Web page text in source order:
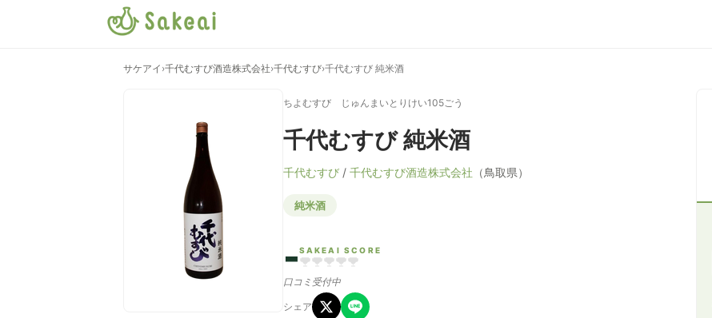
サケアイ ›千代むすび酒造株式会社›千代むすび›千代むすび 純米酒
ちよむすび じゅんまいとりけい105ごう
千代むすび 純米酒
千代むすび / 千代むすび酒造株式会社 （鳥取県）
純米酒
-SAKEAI SCORE
口コミ受付中
シェア